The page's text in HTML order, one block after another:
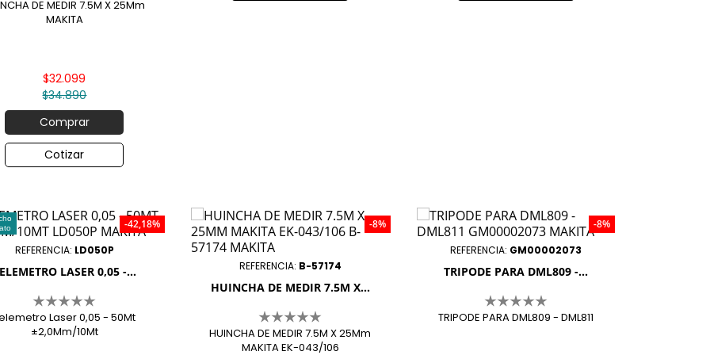
DE MEDIR 7.5M X 25Mm
MAKITA
$34.890
$32.099
Comprar
Cotizar
REFERENCIA: LD050P
LASER 0,05 -...
Laser 0,05 - 50Mt
±2,0Mm/10Mt
-42,18%
REFERENCIA: B-57174
HUINCHA DE MEDIR 7.5M X...
HUINCHA DE MEDIR 7.5M X 25Mm
MAKITA EK-043/106
-8%
REFERENCIA: GM00002073
TRIPODE PARA DML809 -...
TRIPODE PARA DML809 - DML811
-8%